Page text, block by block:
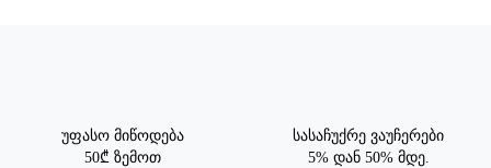
უფასო მიწოდება
50₾ ზემოთ
სასაჩუქრე ვაუჩერები
5% დან 50% მდე.